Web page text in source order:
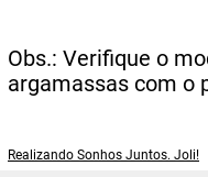
Obs.: Verifique o
argamassas com o
Realizando Sonhos Juntos. Joli!